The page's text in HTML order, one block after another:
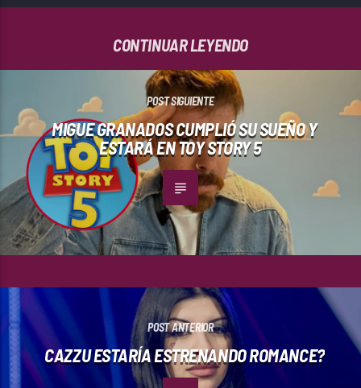
CONTINUAR LEYENDO
POST SIGUIENTE
MIGUE GRANADOS CUMPLIÓ SU SUEÑO Y
ESTARÁ EN TOY STORY 5
POST ANTERIOR
CAZZU ESTARÍA ESTRENANDO ROMANCE?